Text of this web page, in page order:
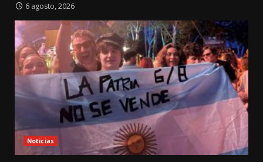
6 agosto, 2026
Noticias